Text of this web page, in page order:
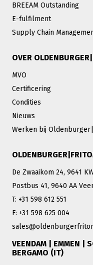
BREEAM Outstanding
E-fulfilment
Supply Chain
OVER
MVO
Certificering
Condities
Nieuws
Werken bij
De Zwaaikom 24, 9641
Postbus 41, 9640 AA
T: +31 598 612 551
F: +31 598 625 004
VEENDAM | EMMEN |
BERGAMO (IT)